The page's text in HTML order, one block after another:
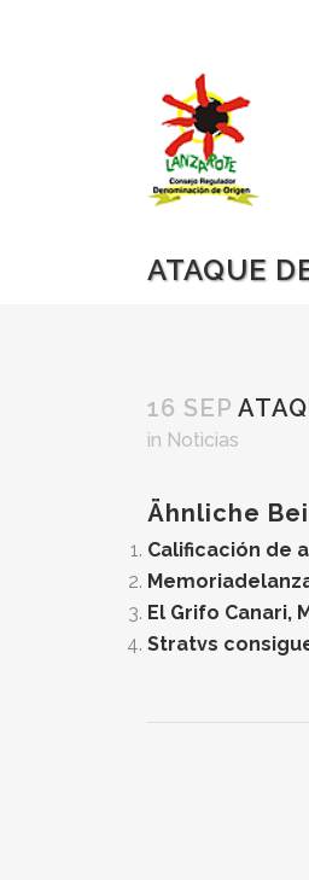
ATAQUE
16 SEP
in Noticias
Ähnliche
Calificación de
El Grifo Canari,
Stratvs